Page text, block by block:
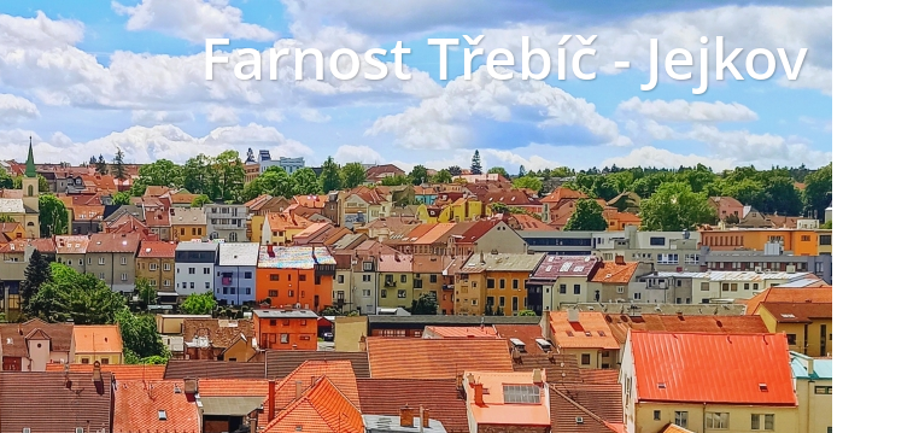
Farnost Třebíč - Jejkov